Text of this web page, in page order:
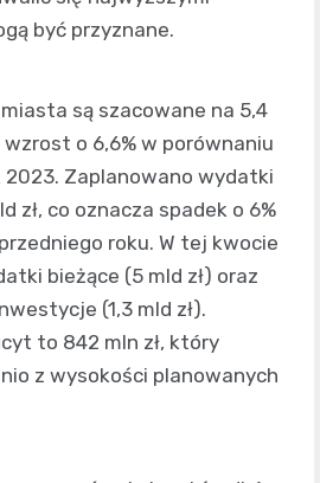
być przyznane.
są szacowane na 5,4
wzrost o 6,6% w porównaniu
2023. Zaplanowano wydatki
zł, co oznacza spadek o 6%
roku. W tej kwocie
bieżące (5 mld zł) oraz
(1,3 mld zł).
to 842 mln zł, który
z wysokości planowanych